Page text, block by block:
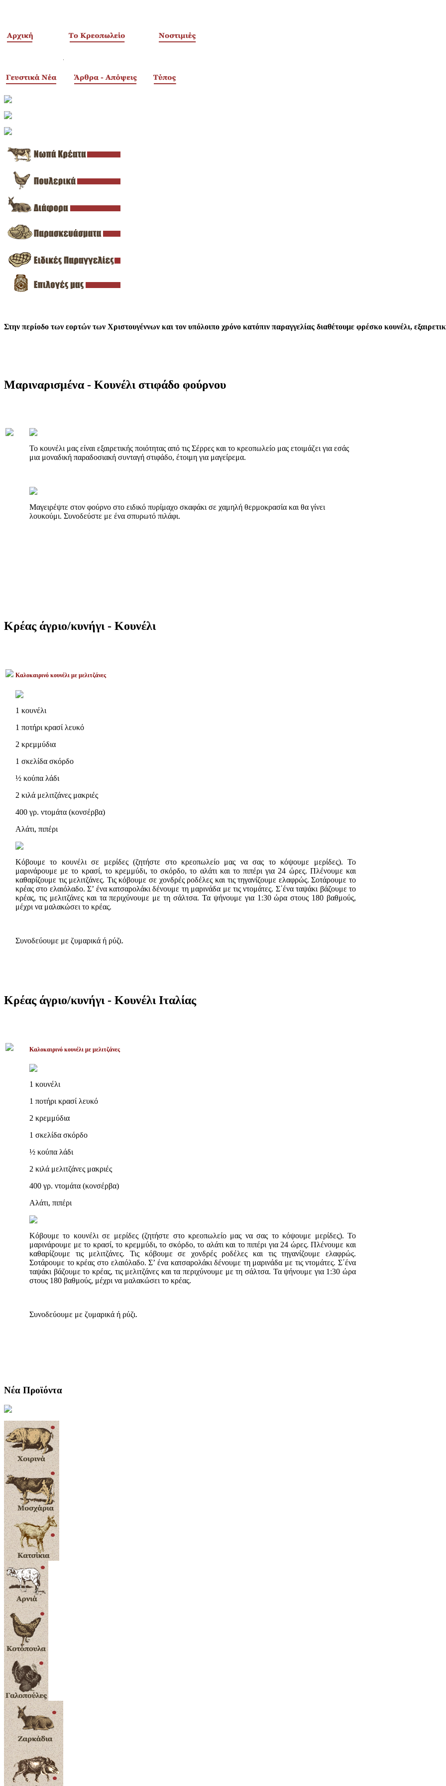
Στην περίοδο των εορτών των Χριστουγέννων και τον υπόλοιπο χρόνο κατόπιν παραγγελίας διαθέτουμε φρέσκο κουνέλι,
Μαριναρισμένα - Κουνέλι στιφάδο φούρνου
Το κουνέλι μας είναι εξαιρετικής ποιότητας από τις Σέρρες και το κρεοπωλείο μας ετοιμάζει για εσάς
μια μοναδική παραδοσιακή συνταγή στιφάδο, έτοιμη για μαγείρεμα.
Μαγειρέψτε στον φούρνο στο ειδικό πυρίμαχο σκαφάκι σε χαμηλή θερμοκρασία και θα γίνει
λουκούμι. Συνοδεύστε με ένα σπυρωτό πιλάφι.
Κρέας άγριο/κυνήγι - Κουνέλι
Καλοκαιρινό κουνέλι με μελιτζάνες
1 κουνέλι
1 ποτήρι κρασί λευκό
2 κρεμμύδια
1 σκελίδα σκόρδο
½ κούπα λάδι
2 κιλά μελιτζάνες μακριές
400 γρ. ντομάτα (κονσέρβα)
Αλάτι, πιπέρι
Κόβουμε το κουνέλι σε μερίδες (ζητήστε στο κρεοπωλείο μας να σας το κόψουμε μερίδες). Το
μαρινάρουμε με το κρασί, το κρεμμύδι, το σκόρδο, το αλάτι και το πιπέρι για 24 ώρες. Πλένουμε και
καθαρίζουμε τις μελιτζάνες. Τις κόβουμε σε χονδρές ροδέλες και τις τηγανίζουμε ελαφρώς. Σοτάρουμε το
κρέας στο ελαιόλαδο. Σ’ ένα κατσαρολάκι δένουμε τη μαρινάδα με τις ντομάτες. Σ΄ένα ταψάκι βάζουμε το
κρέας, τις μελιτζάνες και τα περιχύνουμε με τη σάλτσα. Τα ψήνουμε για 1:30 ώρα στους 180 βαθμούς,
μέχρι να μαλακώσει το κρέας.
Συνοδεύουμε με ζυμαρικά ή ρύζι.
Κρέας άγριο/κυνήγι - Κουνέλι Ιταλίας
Καλοκαιρινό κουνέλι με μελιτζάνες
1 κουνέλι
1 ποτήρι κρασί λευκό
2 κρεμμύδια
1 σκελίδα σκόρδο
½ κούπα λάδι
2 κιλά μελιτζάνες μακριές
400 γρ. ντομάτα (κονσέρβα)
Αλάτι, πιπέρι
Κόβουμε το κουνέλι σε μερίδες (ζητήστε στο κρεοπωλείο μας να σας το κόψουμε μερίδες). Το
μαρινάρουμε με το κρασί, το κρεμμύδι, το σκόρδο, το αλάτι και το πιπέρι για 24 ώρες. Πλένουμε και
καθαρίζουμε τις μελιτζάνες. Τις κόβουμε σε χονδρές ροδέλες και τις τηγανίζουμε ελαφρώς.
Σοτάρουμε το κρέας στο ελαιόλαδο. Σ’ ένα κατσαρολάκι δένουμε τη μαρινάδα με τις ντομάτες. Σ΄ένα
ταψάκι βάζουμε το κρέας, τις μελιτζάνες και τα περιχύνουμε με τη σάλτσα. Τα ψήνουμε για 1:30 ώρα
στους 180 βαθμούς, μέχρι να μαλακώσει το κρέας.
Συνοδεύουμε με ζυμαρικά ή ρύζι.
Νέα Προϊόντα